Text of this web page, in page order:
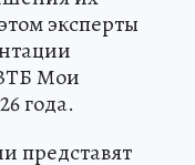
эксперты
Мои
года.
представят